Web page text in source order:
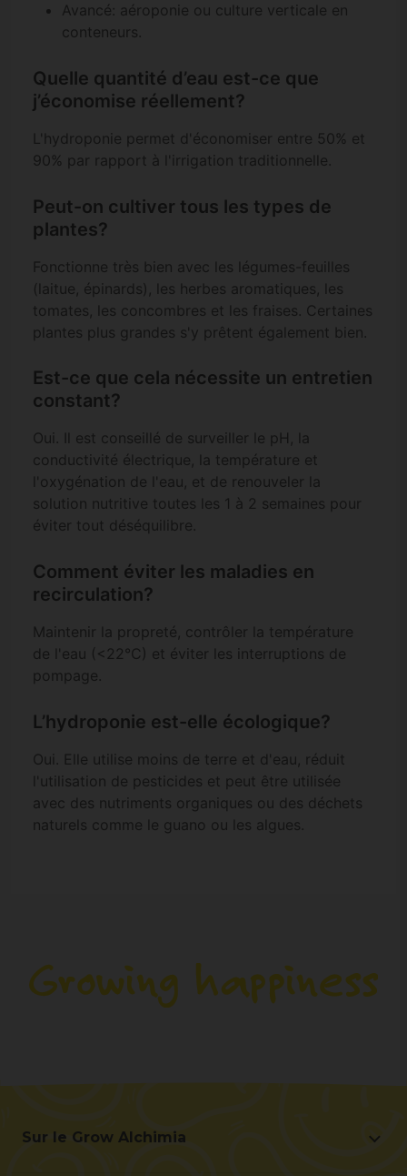
Avancé: aéroponie ou culture verticale en
conteneurs.
Quelle quantité d’eau est-ce que
j’économise réellement?
L'hydroponie permet d'économiser entre 50% et
90% par rapport à l'irrigation traditionnelle.
Peut-on cultiver tous les types de
plantes?
Fonctionne très bien avec les légumes-feuilles
(laitue, épinards), les herbes aromatiques, les
tomates, les concombres et les fraises. Certaines
plantes plus grandes s'y prêtent également bien.
Est-ce que cela nécessite un entretien
constant?
Oui. Il est conseillé de surveiller le pH, la
conductivité électrique, la température et
l'oxygénation de l'eau, et de renouveler la
solution nutritive toutes les 1 à 2 semaines pour
éviter tout déséquilibre.
Comment éviter les maladies en
recirculation?
Maintenir la propreté, contrôler la température
de l'eau (<22°C) et éviter les interruptions de
pompage.
L’hydroponie est-elle écologique?
Oui. Elle utilise moins de terre et d'eau, réduit
l'utilisation de pesticides et peut être utilisée
avec des nutriments organiques ou des déchets
naturels comme le guano ou les algues.
Sur le Grow Alchimia